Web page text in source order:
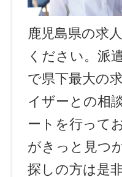
鹿児島県の求
ください。派
で県下最大の
イザーとの相
ートを行って
がきっと見つ
探しの方は是